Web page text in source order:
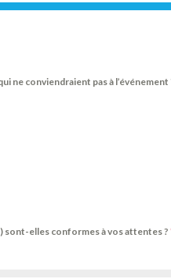
ne conviendraient pas à l’événement
sont-elles conformes à vos attentes ?